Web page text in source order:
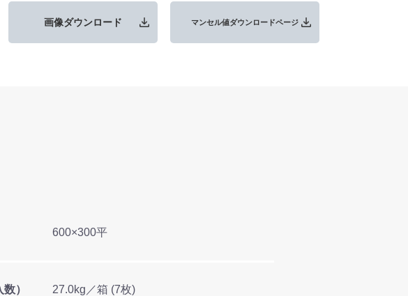
画像ダウンロード マンセル値ダウンロードページ
600×300平
） 27.0kg／箱 (7枚)